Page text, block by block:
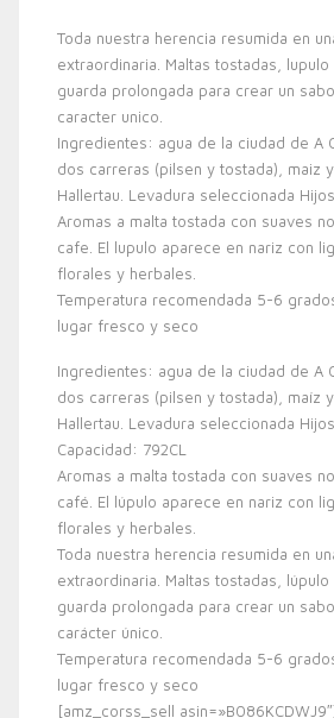
Toda nuestra herencia resumida en
extraordinaria. Maltas tostadas,
guarda prolongada para crear un
caracter unico.
Ingredientes: agua de la ciudad de A
dos carreras (pilsen y tostada), maiz
Hallertau. Levadura seleccionada
Aromas a malta tostada con suaves
cafe. El lupulo aparece en nariz con
florales y herbales.
Temperatura recomendada 5-6
lugar fresco y seco
Ingredientes: agua de la ciudad de A
dos carreras (pilsen y tostada), maíz
Hallertau. Levadura seleccionada
Capacidad: 792CL
Aromas a malta tostada con suaves
café. El lúpulo aparece en nariz con
florales y herbales.
Toda nuestra herencia resumida en
extraordinaria. Maltas tostadas,
guarda prolongada para crear un
carácter único.
Temperatura recomendada 5-6
lugar fresco y seco
[amz_corss_sell